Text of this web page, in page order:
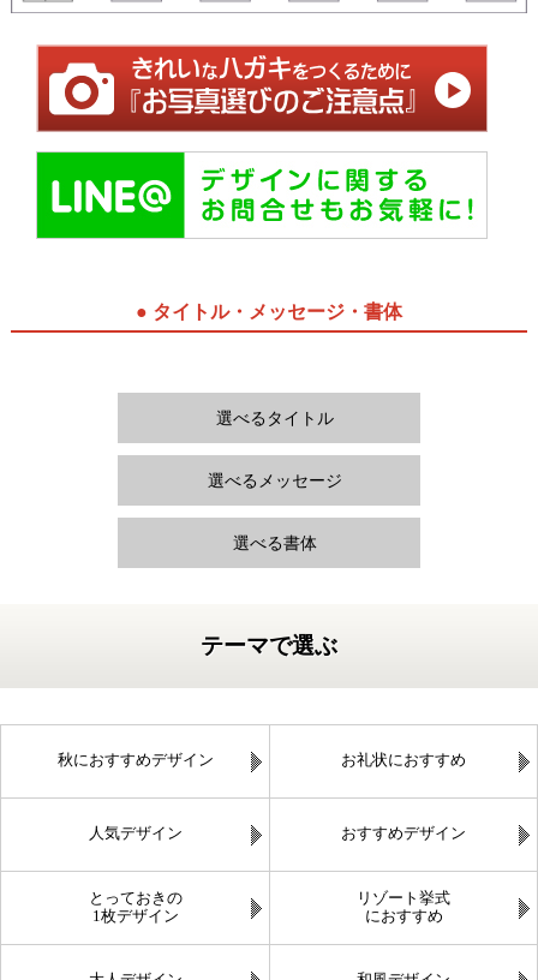
● タイトル・メッセージ・書体
選べるタイトル
選べるメッセージ
選べる書体
テーマで選ぶ
秋におすすめデザイン お礼状におすすめ
人気デザイン おすすめデザイン
とっておきの
1枚デザイン
リゾート挙式
におすすめ